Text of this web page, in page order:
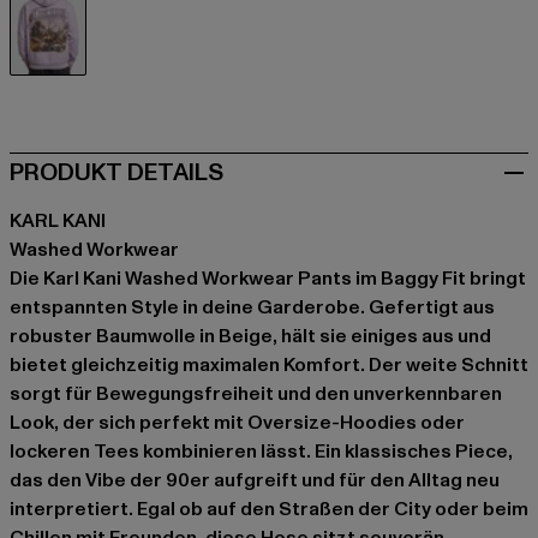
PRODUKT DETAILS
KARL KANI
Washed Workwear
Die Karl Kani Washed Workwear Pants im Baggy Fit bringt
entspannten Style in deine Garderobe. Gefertigt aus
robuster Baumwolle in Beige, hält sie einiges aus und
bietet gleichzeitig maximalen Komfort. Der weite Schnitt
sorgt für Bewegungsfreiheit und den unverkennbaren
Look, der sich perfekt mit Oversize-Hoodies oder
lockeren Tees kombinieren lässt. Ein klassisches Piece,
das den Vibe der 90er aufgreift und für den Alltag neu
interpretiert. Egal ob auf den Straßen der City oder beim